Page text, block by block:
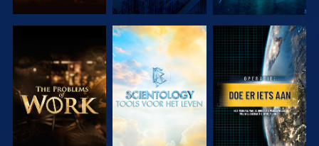
VERKEN DE
SERIE
VERKEN DE
SERIE
KIJK